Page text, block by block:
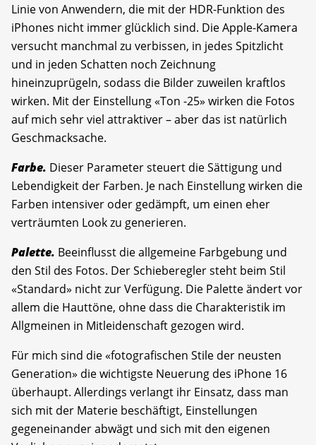
Linie von Anwendern, die mit der HDR-Funktion des
iPhones nicht immer glücklich sind. Die Apple-Kamera
versucht manchmal zu verbissen, in jedes Spitzlicht
und in jeden Schatten noch Zeichnung
hineinzuprügeln, sodass die Bilder zuweilen kraftlos
wirken. Mit der Einstellung «Ton -25» wirken die Fotos
auf mich sehr viel attraktiver – aber das ist natürlich
Geschmacksache.
Farbe. Dieser Parameter steuert die Sättigung und
Lebendigkeit der Farben. Je nach Einstellung wirken die
Farben intensiver oder gedämpft, um einen eher
verträumten Look zu generieren.
Palette. Beeinflusst die allgemeine Farbgebung und
den Stil des Fotos. Der Schieberegler steht beim Stil
«Standard» nicht zur Verfügung. Die Palette ändert vor
allem die Hauttöne, ohne dass die Charakteristik im
Allgmeinen in Mitleidenschaft gezogen wird.
Für mich sind die «fotografischen Stile der neusten
Generation» die wichtigste Neuerung des iPhone 16
überhaupt. Allerdings verlangt ihr Einsatz, dass man
sich mit der Materie beschäftigt, Einstellungen
gegeneinander abwägt und sich mit den eigenen